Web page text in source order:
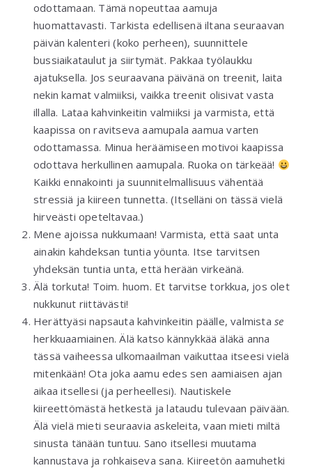
odottamaan. Tämä nopeuttaa aamuja
huomattavasti. Tarkista edellisenä iltana seuraavan
päivän kalenteri (koko perheen), suunnittele
bussiaikataulut ja siirtymät. Pakkaa työlaukku
ajatuksella. Jos seuraavana päivänä on treenit, laita
nekin kamat valmiiksi, vaikka treenit olisivat vasta
illalla. Lataa kahvinkeitin valmiiksi ja varmista, että
kaapissa on ravitseva aamupala aamua varten
odottamassa. Minua heräämiseen motivoi kaapissa
odottava herkullinen aamupala. Ruoka on tärkeää!
Kaikki ennakointi ja suunnitelmallisuus vähentää
stressiä ja kiireen tunnetta. (Itselläni on tässä vielä
hirveästi opeteltavaa.)
Mene ajoissa nukkumaan! Varmista, että saat unta
ainakin kahdeksan tuntia yöunta. Itse tarvitsen
yhdeksän tuntia unta, että herään virkeänä.
Älä torkuta! Toim. huom. Et tarvitse torkkua, jos olet
nukkunut riittävästi!
Herättyäsi napsauta kahvinkeitin päälle, valmista se
herkkuaamiainen. Älä katso kännykkää äläkä anna
tässä vaiheessa ulkomaailman vaikuttaa itseesi vielä
mitenkään! Ota joka aamu edes sen aamiaisen ajan
aikaa itsellesi (ja perheellesi). Nautiskele
kiireettömästä hetkestä ja lataudu tulevaan päivään.
Älä vielä mieti seuraavia askeleita, vaan mieti miltä
sinusta tänään tuntuu. Sano itsellesi muutama
kannustava ja rohkaiseva sana. Kiireetön aamuhetki